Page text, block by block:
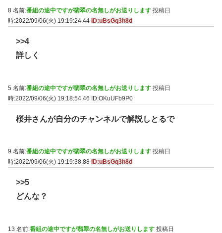
8 名前:番組の途中ですが翡翠の名無しがお送りします 投稿日
時:2022/09/06(火) 19:19:24.44 ID:uBsGq3h8d
>>4
詳しく
5 名前:番組の途中ですが翡翠の名無しがお送りします 投稿日
時:2022/09/06(火) 19:18:54.46 ID:OKuUFb9P0
桜井さんが自分のチャンネルで解説しとるで
9 名前:番組の途中ですが翡翠の名無しがお送りします 投稿日
時:2022/09/06(火) 19:19:38.88 ID:uBsGq3h8d
>>5
どんな？
13 名前:番組の途中ですが翡翠の名無しがお送りします 投稿日